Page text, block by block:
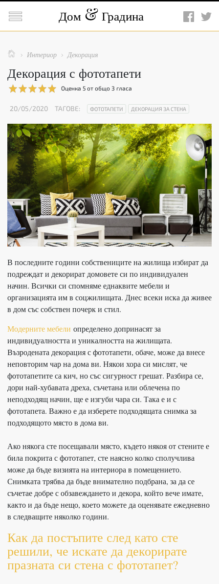
 Дом Градина
  Интериор  Декорация
Декорация с фототапети
Оценка 5 от общо 3 гласа
20/05/2020 ТАГОВЕ: ФОТОТАПЕТИ ДЕКОРАЦИЯ ЗА СТЕНА
В последните години собствениците на жилища избират да
подреждат и декорират домовете си по индивидуален
начин. Всички си спомняме еднаквите мебели и
организацията им в соцжилищата. Днес всеки иска да живее
в дом със собствен почерк и стил.
Модерните мебели определено допринасят за
индивидуалността и уникалността на жилищата.
Възродената декорация с фототапети, обаче, може да внесе
неповторим чар на дома ви. Някои хора си мислят, че
фототапетите са кич, но със сигурност грешат. Разбира се,
дори най-хубавата дреха, съчетана или облечена по
неподходящ начин, ще е изгуби чара си. Така е и с
фототапета. Важно е да изберете подходящата снимка за
подходящото място в дома ви.
Ако някога сте посещавали място, където някоя от стените е
била покрита с фототапет, сте наясно колко сполучлива
може да бъде визията на интериора в помещението.
Снимката трябва да бъде внимателно подбрана, за да се
съчетае добре с обзавеждането и декора, който вече имате,
както и да бъде нещо, което можете да оценявате ежедневно
в следващите няколко години.
Как да постъпите след като сте
решили, че искате да декорирате
празната си стена с фототапет?